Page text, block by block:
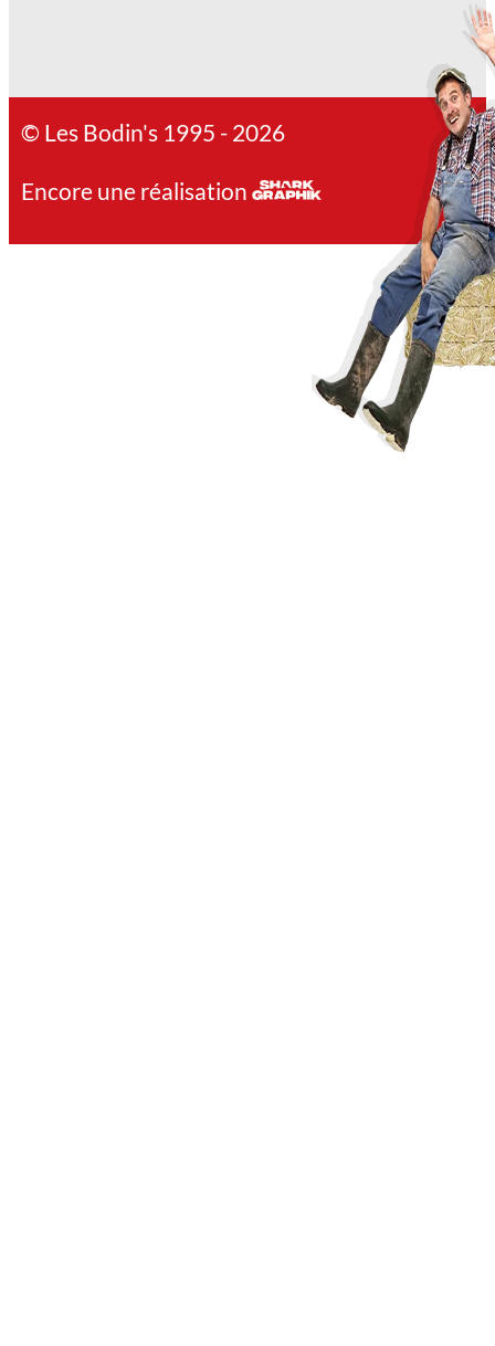
© Les Bodin's 1995 - 2026
Encore une réalisation